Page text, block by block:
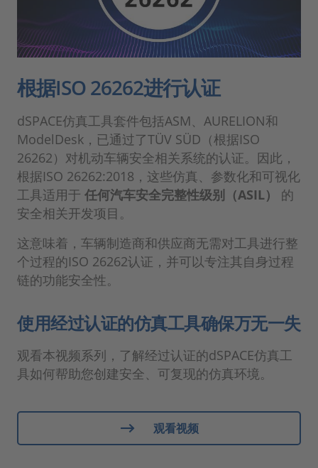
根据ISO 26262进行认证
dSPACE仿真工具套件包括ASM、AURELION和
ModelDesk，已通过了TÜV SÜD（根据ISO
26262）对机动车辆安全相关系统的认证。因此，
根据ISO 26262:2018，这些仿真、参数化和可视化
工具适用于 任何汽车安全完整性级别（ASIL）
的
安全相关开发项目。
这意味着，车辆制造商和供应商无需对工具进行整
个过程的ISO 26262认证，并可以专注其自身过程
链的功能安全性。
使用经过认证的仿真工具确保万无一失
观看本视频系列，了解经过认证的dSPACE仿真工
具如何帮助您创建安全、可复现的仿真环境。
观看视频